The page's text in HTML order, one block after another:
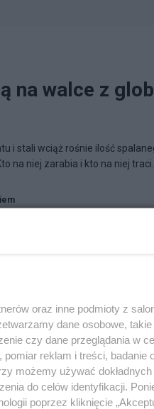
na walce z
i stali wciąż rośnie ilość
na niej zarabia i kto na niej traci.
oraz inne podmioty z
dane osobowe,
czy dane przeglądania w
reklam i treści, badanie
możemy używać
do celów identyfikacji.
poprzez kliknięcie